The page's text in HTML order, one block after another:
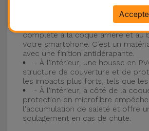
maximum les accidents et les
- Une première couche de
donne de la couleur et une
complète à la coque arrière et au
votre smartphone. C'est un
avec une finition antidérapante.
- À l'intérieur, une housse en
structure de couverture et de
les impacts plus forts, tels que les
- À l'intérieur, à côté de la
protection en microfibre empêche
l'accumulation de saleté et offre
soulagement en cas de chute.